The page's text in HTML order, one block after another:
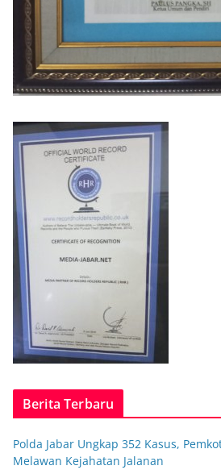
Berita Terbaru
Polda Jabar Ungkap 352 Kasus,
Melawan Kejahatan Jalanan